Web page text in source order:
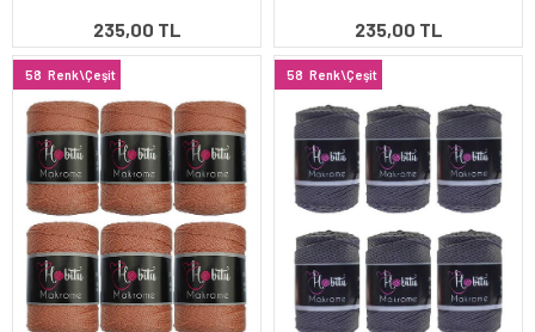
235,00 TL 235,00 TL
58 Renk\Çeşit 58 Renk\Çeşit